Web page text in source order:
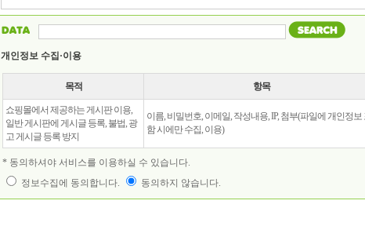
개인정보 수집·이용
목적 항목
쇼핑몰에서 제공하는 게시판 이용,
일반 게시판에 게시글 등록, 불법, 광
고 게시글 등록 방지
이름, 비밀번호, 이메일, 작성내용, IP, 첨부(파일에 개인정보
함 시에만 수집, 이용)
* 동의하셔야 서비스를 이용하실 수 있습니다.
정보수집에 동의합니다.
동의하지 않습니다.